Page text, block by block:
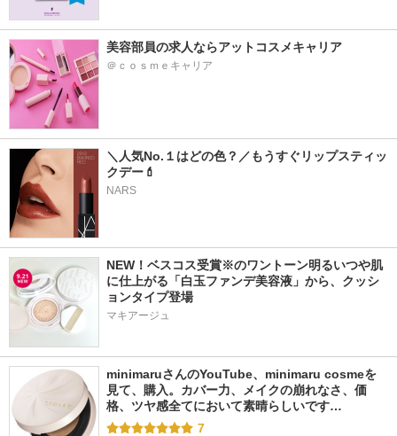
美容部員の求人ならアットコスメキャリア
＠ｃｏｓｍｅキャリア
＼人気No.１はどの色？／もうすぐリップスティッ
クデー💄
NARS
NEW！ベスコス受賞※のワントーン明るいつや肌
に仕上がる「白玉ファンデ美容液」から、クッシ
ョンタイプ登場
マキアージュ
minimaruさんのYouTube、minimaru cosmeを
見て、購入。カバー力、メイクの崩れなさ、価
格、ツヤ感全てにおいて素晴らしいです…
7